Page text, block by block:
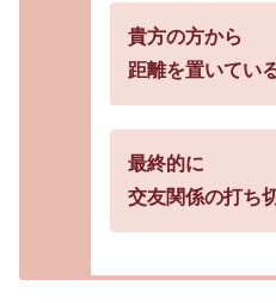
貴方の方から
距離を置いて
最終的に
交友関係の打ち